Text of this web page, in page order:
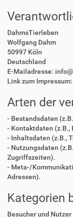
DahmsTierleben
Wolfgang Dahm
50997 Köln
Deutschland
E-Mailadresse:
Link zum
Arten der
- Bestandsdaten
- Kontaktdaten (z.B.,
- Inhaltsdaten (z.B.,
- Nutzungsdaten
Zugriffszeiten).
- Meta-/
Adressen).
Kategorien
Besucher und